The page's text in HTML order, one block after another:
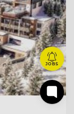
JOBS